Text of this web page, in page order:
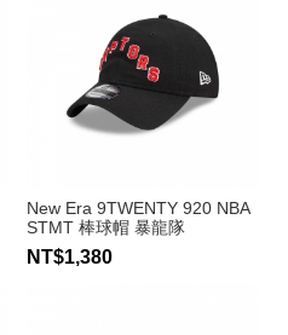
New Era 9TWENTY 920 NBA
STMT 棒球帽 暴龍隊
NT$1,380